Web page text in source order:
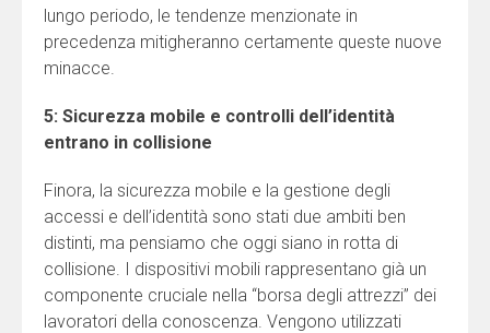
lungo periodo, le tendenze menzionate in
precedenza mitigheranno certamente queste nuove
minacce.
5: Sicurezza mobile e controlli dell’identità
entrano in collisione
Finora, la sicurezza mobile e la gestione degli
accessi e dell’identità sono stati due ambiti ben
distinti, ma pensiamo che oggi siano in rotta di
collisione. I dispositivi mobili rappresentano già un
componente cruciale nella “borsa degli attrezzi” dei
lavoratori della conoscenza. Vengono utilizzati